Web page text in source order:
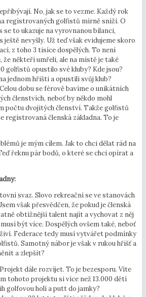
No, jak se to vezme. Každý rok
registrovaných golfistů mírně sníží. O
to ukazuje na vyrovnanou bilanci,
nevyšly. Už teď však evidujeme skoro
z toho 3 tisíce dospělých. To není
že někteří umřeli, ale na místě je také
golfistů opustilo své kluby? Kde jsou?
jednom hřišti a opustili svůj klub?
dobu se férově bavíme o unikátních
členstvích, neboť by někdo mohl
počtu dvojitých členství. Takže golfistů
registrovaná členská základna. To je
je mým cílem. Jak to chci dělat rád na
řeknu pár bodů, o které se chci opírat a
svaz. Slovo rekreační se ve stanovách
však přesvědčen, že pokud je členská
obtížnější talent najít a vychovat z něj
být více. Dospělých ovšem také, neboť
Federace tedy musí vytvářet podmínky
Samotný nábor je však v rukou hřišť a
a zlepšit?
dále rozvíjet. To je bezesporu. Víte
tohoto projektu si více než 13.000 dětí
golfovou holí a putt do jamky?